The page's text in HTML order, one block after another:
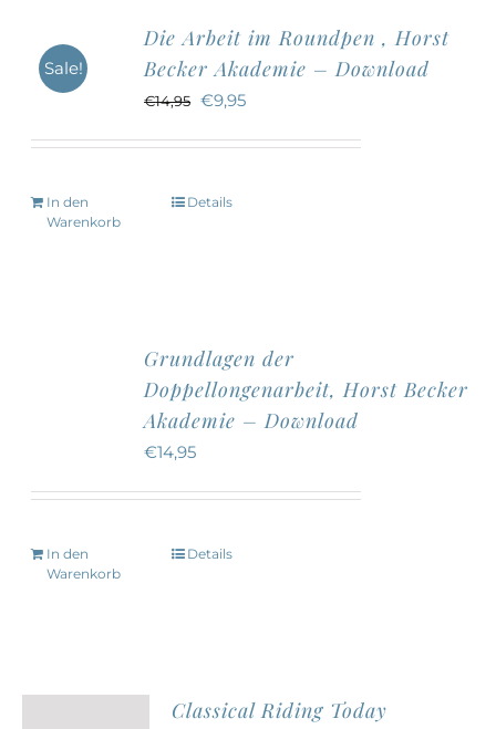
Sale!
Die Arbeit im Roundpen , Horst
Becker Akademie – Download
€14,95 Ursprünglicher
€14,95
€9,95Aktueller
In den
Warenkorb
Details
Grundlagen der
Doppellongenarbeit, Horst Becker
Akademie – Download
€14,95
In den
Warenkorb
Details
Classical Riding Today